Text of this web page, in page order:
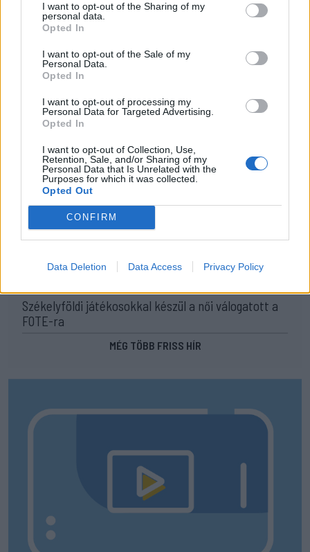
I want to opt-out of the Sharing of my
personal data.
Opted In
I want to opt-out of the Sale of my
Personal Data.
Opted In
I want to opt-out of processing my
Personal Data for Targeted Advertising.
Opted In
I want to opt-out of Collection, Use,
Retention, Sale, and/or Sharing of my
Personal Data that Is Unrelated with the
Purposes for which it was collected.
Opted Out
CONFIRM
Data Deletion Data Access Privacy Policy
Craiova az EL-selejtezőn
17:43
16:22
Egy újonc jelentkezett, több átsorolás a Csík körzeti
focibajnokság új idényében
14:52
indítja a kézibajnokságot a Marosvásárhelyi VSK
13:57
Corbu góljától hangos a román és a magyar sajtó,
válogatott meghívót sürgetnek
12:36
jövő csapata
11:24
Székelyföldi játékosokkal készül a női válogatott a
FOTE-ra
MÉG TÖBB FRISS HÍR